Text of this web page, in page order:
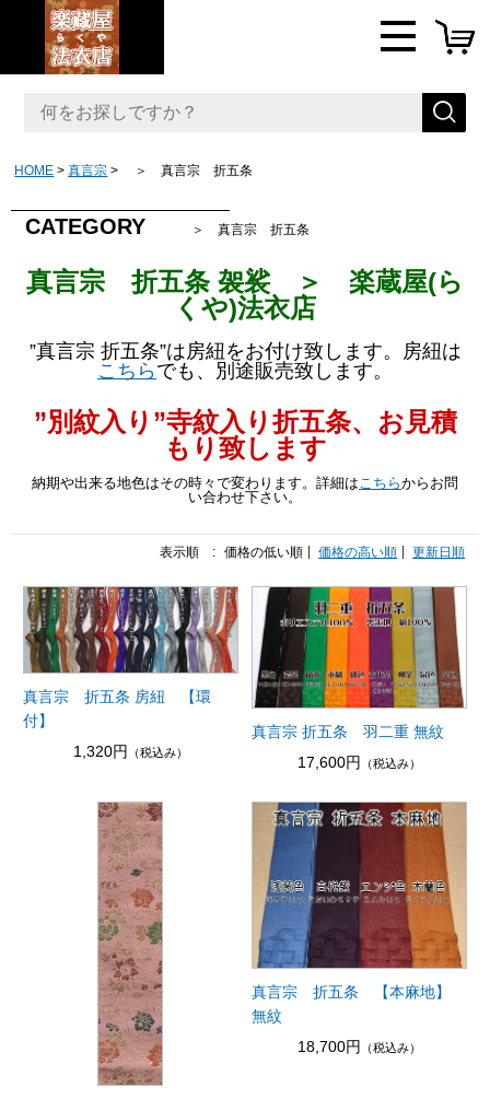
HOME 真言宗 ＞ 真言宗 折五条
CATEGORY ＞ 真言宗 折五条
真言宗 折五条 袈裟 ＞ 楽蔵屋(ら
くや)法衣店
”真言宗 折五条”は房紐をお付け致します。房紐は
こちらでも、別途販売致します。
”別紋入り”寺紋入り折五条、お見積
もり致します
納期や出来る地色はその時々で変わります。詳細はこちらからお問
い合わせ下さい。
表示順 : 価格の低い順 価格の高い順 更新日順
真言宗 折五条 房紐 【環
付】
1,320円
（税込み）
真言宗 折五条 羽二重 無紋
17,600円
（税込み）
真言宗 折五条 【本麻地】
無紋
18,700円
（税込み）